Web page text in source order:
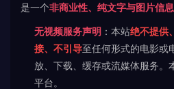
是一个非商业性、纯文字与图片信
无视频服务声明 ：本站绝不提供
接、不引导至任何形式的电影或
放、下载、缓存或流媒体服务。
平台。